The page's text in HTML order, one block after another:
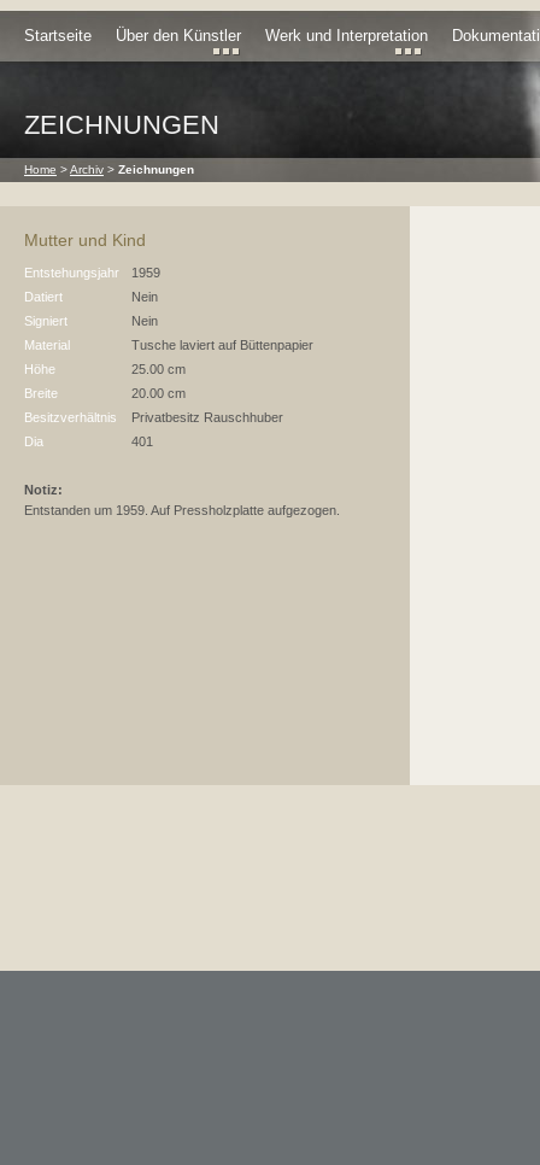
Startseite Über den Künstler Werk und Interpretation
ZEICHNUNGEN
Home >Archiv > Zeichnungen
Mutter und Kind
Entstehungsjahr
1959
Datiert
Nein
Signiert
Nein
Material
Tusche laviert auf Büttenpapier
Höhe
25.00 cm
Breite
20.00 cm
Besitzverhältnis
Privatbesitz Rauschhuber
Dia
401
Notiz:
Entstanden um 1959. Auf Pressholzplatte aufgezogen.